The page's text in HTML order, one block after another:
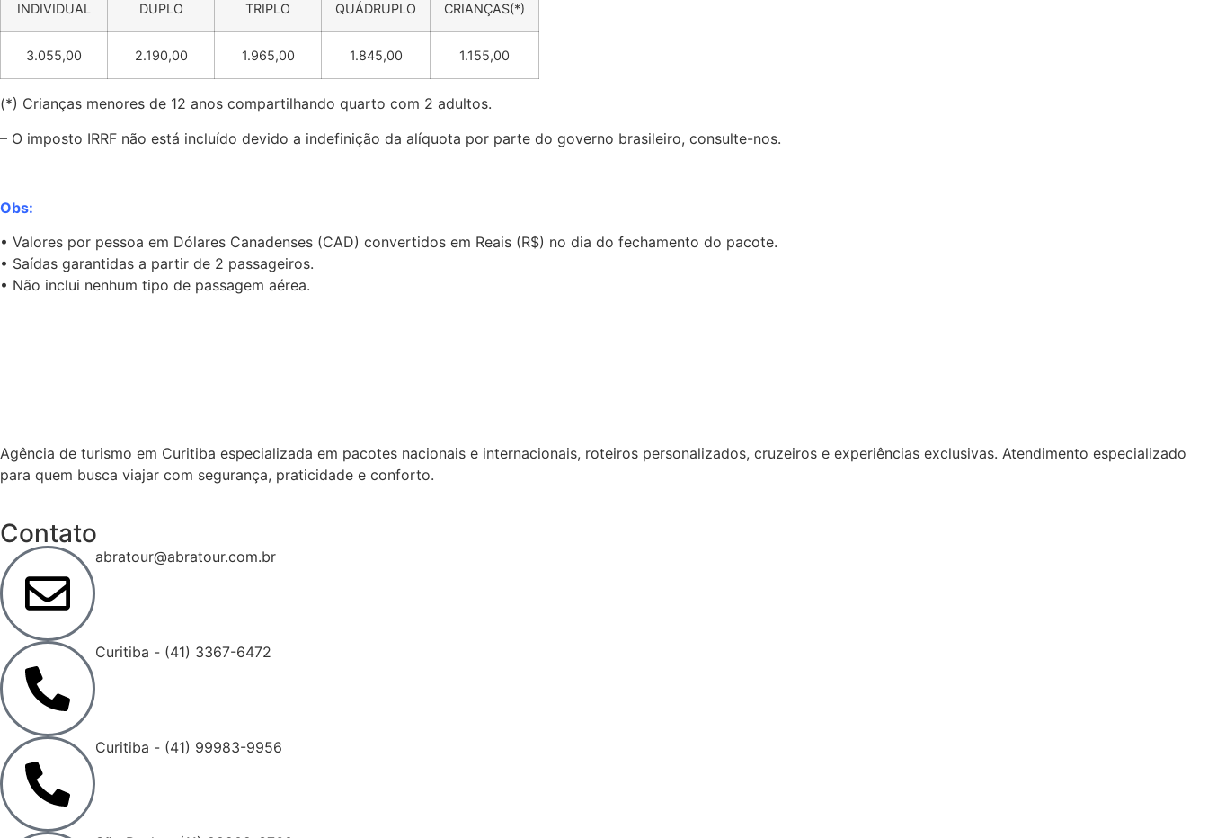
INDIVIDUAL DUPLO TRIPLO QUÁDRUPLO CRIANÇAS(*)
3.055,00 2.190,00 1.965,00 1.845,00 1.155,00
(*) Crianças menores de 12 anos compartilhando quarto com 2 adultos.
– O imposto IRRF não está incluído devido a indefinição da alíquota por parte do governo brasileiro, consulte-nos.
Obs:
• Valores por pessoa em Dólares Canadenses (CAD) convertidos em Reais (R$) no dia do fechamento do pacote.
• Saídas garantidas a partir de 2 passageiros.
• Não inclui nenhum tipo de passagem aérea.
Agência de turismo em Curitiba especializada em pacotes nacionais e internacionais, roteiros personalizados, cruzeiros e experiências exclusivas. Atendimento especializado
para quem busca viajar com segurança, praticidade e conforto.
Contato
abratour@abratour.com.br
Curitiba - (41) 3367-6472
Curitiba - (41) 99983-9956